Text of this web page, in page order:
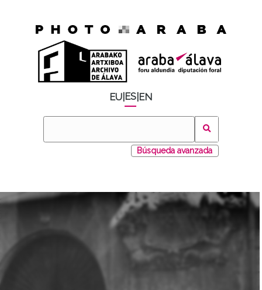
EU ES EN
Búsqueda avanzada